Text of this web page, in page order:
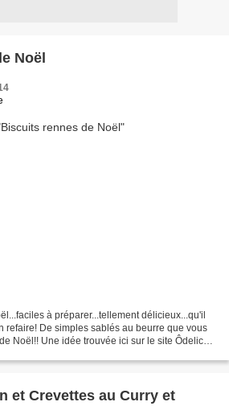
Noël
à préparer...tellement délicieux...qu'il
refaire! De simples sablés au beurre que vous
Noël!! Une idée trouvée ici sur le site Ôdelice .
et Crevettes au Curry et